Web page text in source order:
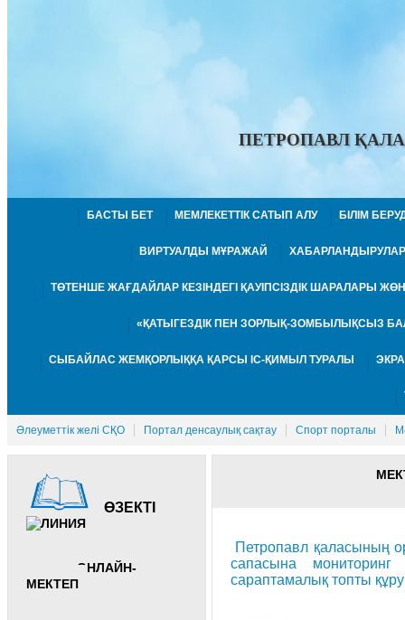
ПЕТРОПАВЛ
БАСТЫ БЕТ МЕМЛЕКЕТТІК САТЫП АЛУ БІЛІМ
ВИРТУАЛДЫ МҰРАЖАЙ ХАБАРЛАНДЫРУЛАР
ТӨТЕНШЕ ЖАҒДАЙЛАР КЕЗІНДЕГІ ҚАУІПСІЗДІК ШАРАЛАРЫ
«ҚАТЫГЕЗДІК ПЕН ЗОРЛЫҚ-ЗОМБЫЛЫҚСЫЗ
СЫБАЙЛАС ЖЕМҚОРЛЫҚҚА ҚАРСЫ ІС-ҚИМЫЛ ТУРАЛЫ
Әлеуметтік желі СҚО Портал денсаулық сақтау Спорт порталы
ӨЗЕКТІ
ОНЛАЙН-
МЕКТЕП
Петропавл қаласының
сапасына мониторинг
сараптамалық топты